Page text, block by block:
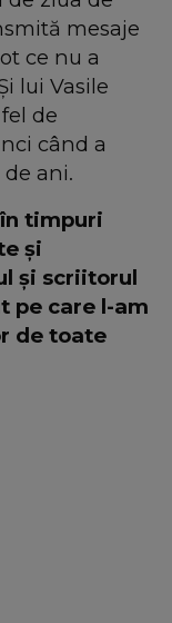
mesaje
ce nu a
lui Vasile
de
când a
ani.
timpuri
și
și scriitorul
pe care l-am
de toate